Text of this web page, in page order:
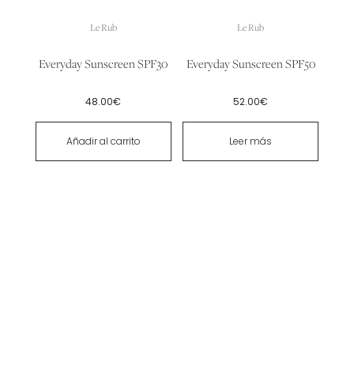
Le Rub
Everyday Sunscreen SPF30
48.00€
Añadir al carrito
Le Rub
Everyday Sunscreen SPF50
52.00€
Leer más